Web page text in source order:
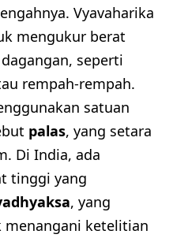
Vyavaharika
mengukur berat
seperti
rempah-rempah.
satuan
palas, yang setara
Di India, ada
tinggi yang
, yang
ketelitian